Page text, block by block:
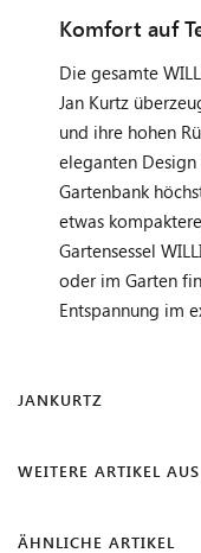
Komfort auf
Die gesamte
Jan Kurtz
und ihre hohen
eleganten
Gartenbank
etwas
Gartensessel
oder im Garten
Entspannung im
JANKURTZ
WEITERE ARTIKEL
ÄHNLICHE ARTIKEL